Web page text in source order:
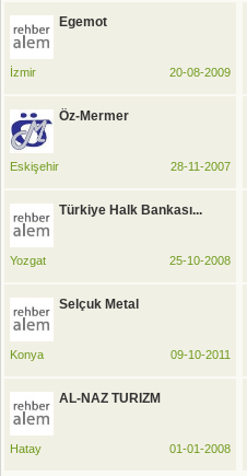
Egemot
İzmir 20-08-2009
Öz-Mermer
Eskişehir 28-11-2007
Türkiye Halk Bankası...
Yozgat 25-10-2008
Selçuk Metal
Konya 09-10-2011
AL-NAZ TURIZM
Hatay 01-01-2008